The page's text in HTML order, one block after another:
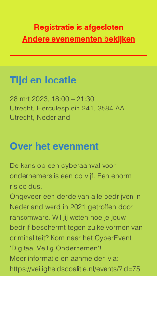
Registratie is afgesloten
Andere evenementen bekijken
Tijd en locatie
28 mrt 2023, 18:00 – 21:30
Utrecht, Herculesplein 241, 3584 AA
Utrecht, Nederland
Over het evenment
De kans op een cyberaanval voor
ondernemers is een op vijf. Een enorm
risico dus.
Ongeveer een derde van alle bedrijven in
Nederland werd in 2021 getroffen door
ransomware. Wil jij weten hoe je jouw
bedrijf beschermt tegen zulke vormen van
criminaliteit? Kom naar het CyberEvent
'Digitaal Veilig Ondernemen'!
Meer informatie en aanmelden via:
https://veiligheidscoalitie.nl/events/?id=75